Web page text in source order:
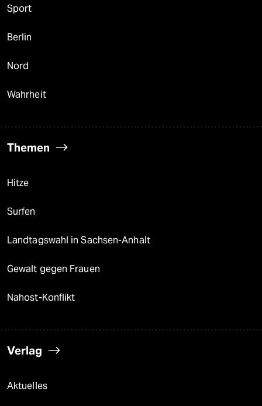
Sport
Berlin
Nord
Wahrheit
Themen
Hitze
Surfen
Landtagswahl in Sachsen-Anhalt
Gewalt gegen Frauen
Nahost-Konflikt
Verlag
Aktuelles